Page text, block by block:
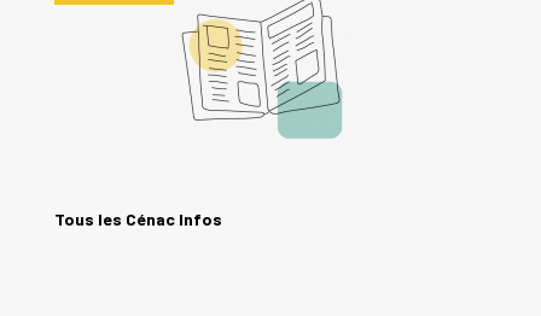
Tous les Cénac Infos